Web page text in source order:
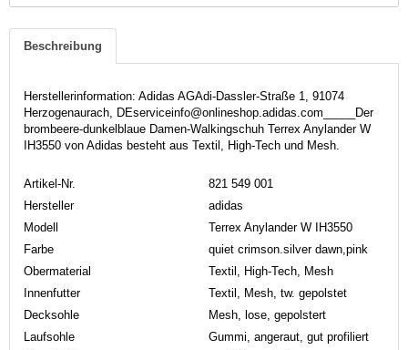
Beschreibung
Herstellerinformation: Adidas AGAdi-Dassler-Straße 1, 91074
Herzogenaurach, DEserviceinfo@onlineshop.adidas.com_____Der
brombeere-dunkelblaue Damen-Walkingschuh Terrex Anylander W
IH3550 von Adidas besteht aus Textil, High-Tech und Mesh.
Artikel-Nr.
821 549 001
Hersteller
adidas
Modell
Terrex Anylander W IH3550
Farbe
quiet crimson.silver dawn,pink
Obermaterial
Textil, High-Tech, Mesh
Innenfutter
Textil, Mesh, tw. gepolstet
Decksohle
Mesh, lose, gepolstert
Laufsohle
Gummi, angeraut, gut profiliert